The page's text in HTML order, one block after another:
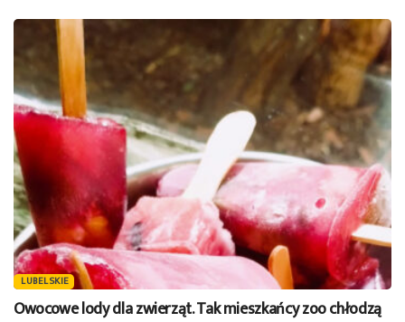
LUBELSKIE
Owocowe lody dla zwierząt. Tak mieszkańcy zoo chłodzą